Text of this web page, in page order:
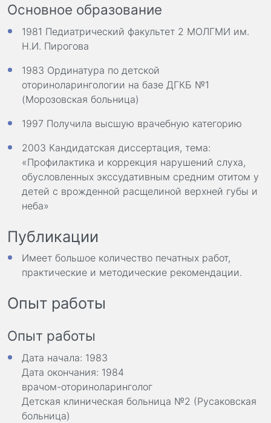
Основное образование
1981 Педиатрический факультет 2 МОЛГМИ им.
Н.И. Пирогова
1983 Ординатура по детской
оториноларингологии на базе ДГКБ №1
(Морозовская больница)
1997 Получила высшую врачебную категорию
2003 Кандидатская диссертация, тема:
«Профилактика и коррекция нарушений слуха,
обусловленных экссудативным средним отитом у
детей с врожденной расщелиной верхней губы и
неба»
Публикации
Имеет большое количество печатных работ,
практические и методические рекомендации.
Опыт работы
Опыт работы
Дата начала: 1983
Дата окончания: 1984
врачом-оториноларинголог
Детская клиническая больница №2 (Русаковская
больница)